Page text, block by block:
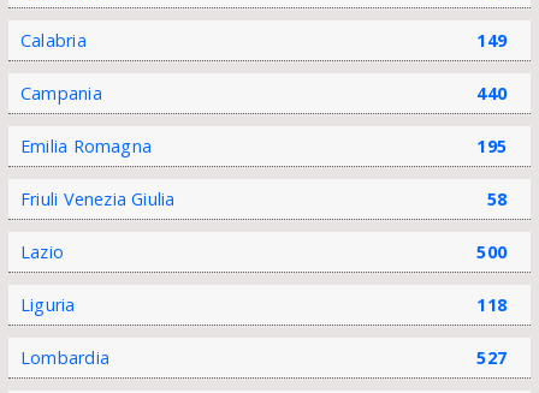
Calabria 149
Campania 440
Emilia Romagna 195
Friuli Venezia Giulia 58
Lazio 500
Liguria 118
Lombardia 527